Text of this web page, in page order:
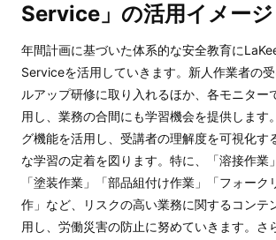
Service」の活用イメージ
年間計画に基づいた体系的な安全教育に
Serviceを活用していきます。新人作業者の
ルアップ研修に取り入れるほか、各モニター
用し、業務の合間にも学習機会を提供します
グ機能を活用し、受講者の理解度を可視化す
な学習の定着を図ります。特に、「溶接作業
「塗装作業」「部品組付け作業」「フォーク
作」など、リスクの高い業務に関するコンテ
用し、労働災害の防止に努めていきます。さ